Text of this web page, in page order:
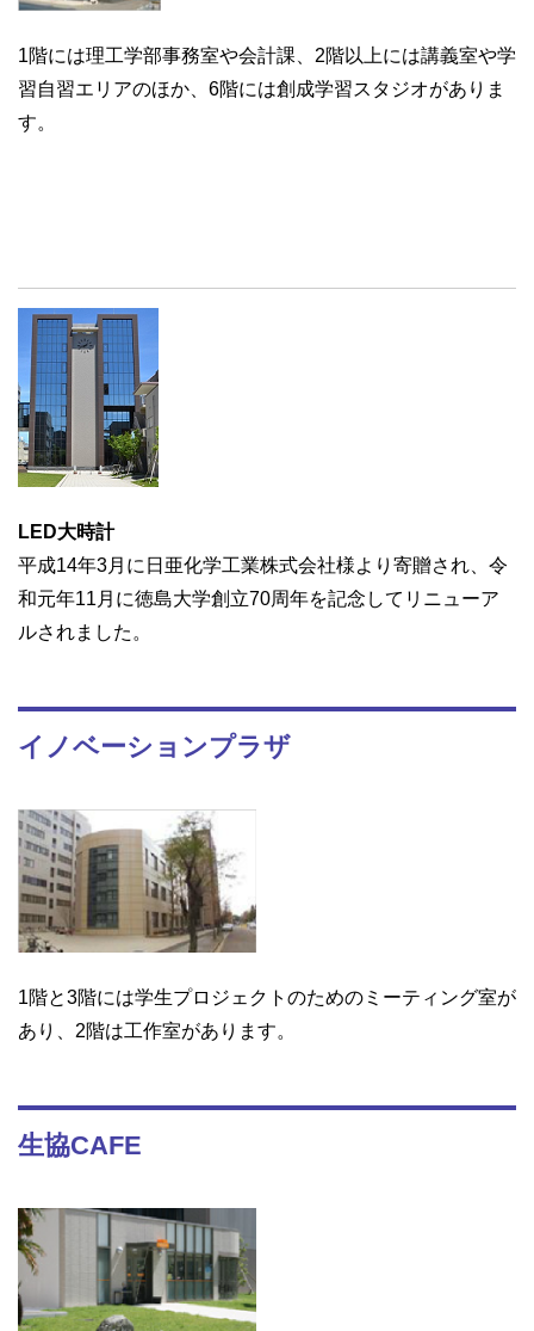
1階には理工学部事務室や会計課、2階以上には講義室や学
習自習エリアのほか、6階には創成学習スタジオがありま
す。
LED大時計
平成14年3月に日亜化学工業株式会社様より寄贈され、令
和元年11月に徳島大学創立70周年を記念してリニューア
ルされました。
イノベーションプラザ
1階と3階には学生プロジェクトのためのミーティング室が
あり、2階は工作室があります。
生協CAFE